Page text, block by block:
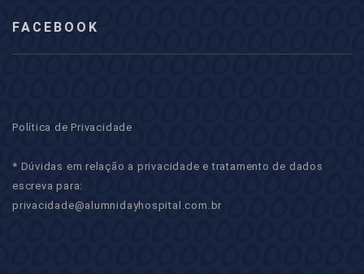
FACEBOOK
Política de Privacidade
* Dúvidas em relação a privacidade e tratamento de dados
escreva para:
privacidade@alumnidayhospital.com.br